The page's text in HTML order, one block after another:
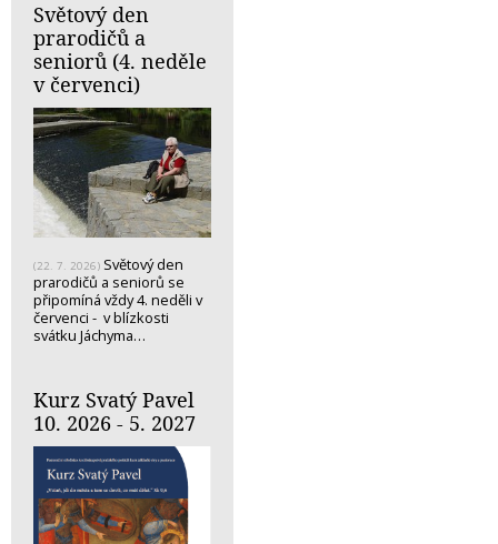
Světový den
prarodičů a
seniorů (4. neděle
v červenci)
(22. 7. 2026) Světový den
prarodičů a seniorů se
připomíná vždy 4. neděli v
červenci - v blízkosti
svátku Jáchyma…
Kurz Svatý Pavel
10. 2026 - 5. 2027